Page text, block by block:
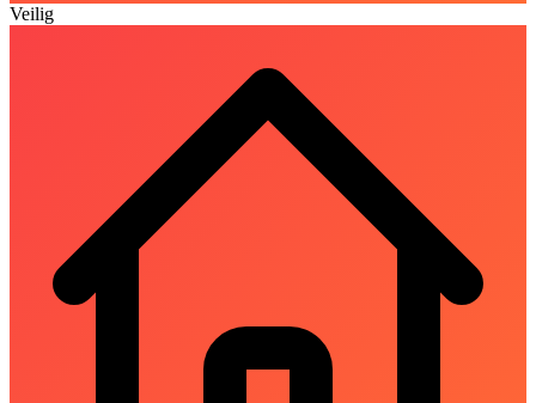
Veilig